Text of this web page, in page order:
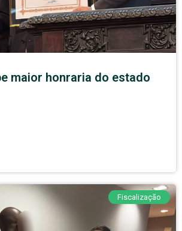
maior honraria do estado
Fiscalização